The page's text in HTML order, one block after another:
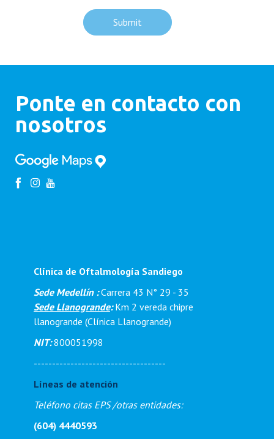
Ponte en contacto con
nosotros
Clínica de Oftalmología Sandiego
Sede Medellín : Carrera 43 N° 29 - 35
Sede Llanogrande:Km 2 vereda chipre
llanogrande (Clínica Llanogrande)
NIT:800051998
------------------------------------
Líneas de atención
Teléfono citas EPS /otras entidades:
(604) 4440593